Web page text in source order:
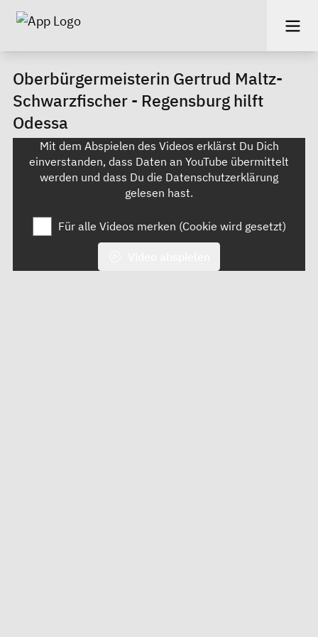
Oberbürgermeisterin Gertrud Maltz-
Schwarzfischer - Regensburg hilft
Odessa
Mit dem Abspielen des Videos erklärst Du Dich
einverstanden, dass Daten an YouTube übermittelt
werden und dass Du die Datenschutzerklärung
gelesen hast.
Für alle Videos merken (Cookie wird gesetzt)